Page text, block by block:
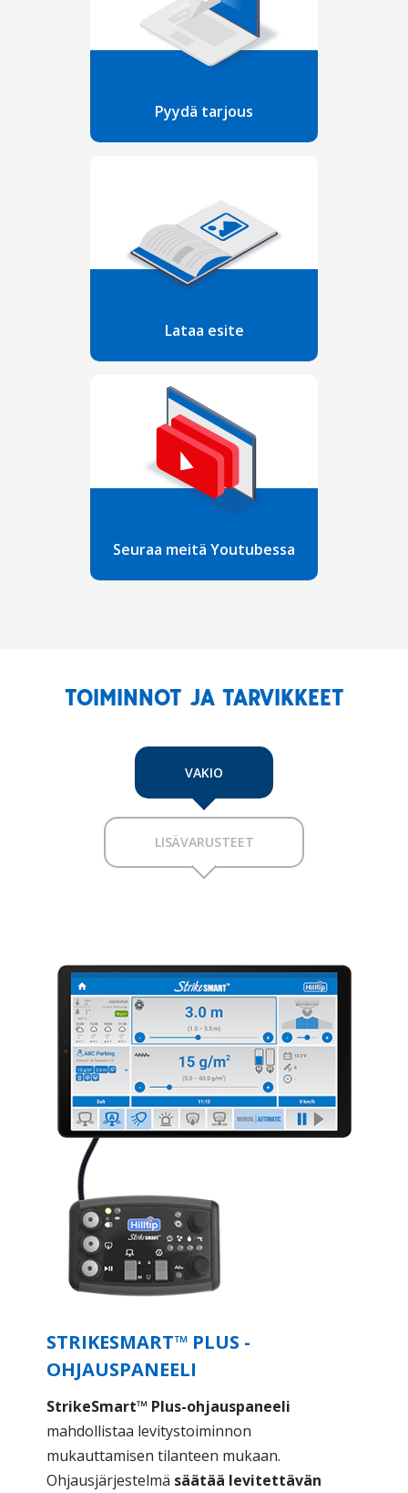
Seuraa meitä Youtubessa
Lataa esite
Pyydä tarjous
TOIMINNOT JA TARVIKKEET
VAKIO
LISÄVARUSTEET
STRIKESMART™ PLUS -
OHJAUSPANEELI
StrikeSmart™ Plus-ohjauspaneeli
mahdollistaa levitystoiminnon
mukauttamisen tilanteen mukaan.
Ohjausjärjestelmä säätää levitettävän